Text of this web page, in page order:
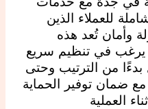
للعملاء الذين
وأمان تُعد هذه
يرغب في تنظيم سريع
من الترتيب وحتى
ضمان توفير الحماية
العملية